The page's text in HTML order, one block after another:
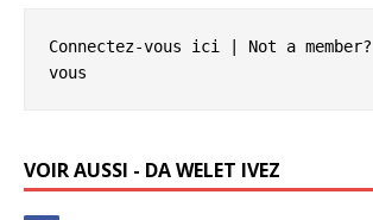
Connectez-vous ici | Not a member?
vous
VOIR AUSSI - DA WELET IVEZ